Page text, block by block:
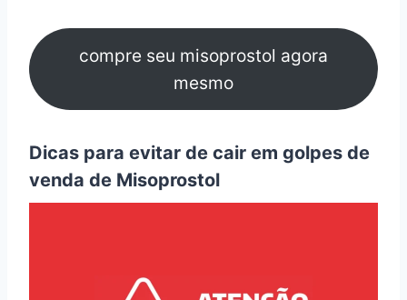
compre seu misoprostol agora
mesmo
Dicas para evitar de cair em golpes de
venda de Misoprostol